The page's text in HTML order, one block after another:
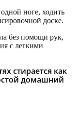
ноге, ходить
доске.
без помощи рук,
с легкими
стирается как
домашний